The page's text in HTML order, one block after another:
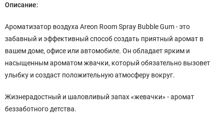
Описание:
Ароматизатор воздуха Areon Room Spray Bubble Gum - это
забавный и эффективный способ создать приятный аромат в
вашем доме, офисе или автомобиле. Он обладает ярким и
насыщенным ароматом жвачки, который обязательно вызовет
улыбку и создаст положительную атмосферу вокруг.
Жизнерадостный и шаловливый запах «жевачки» - аромат
беззаботного детства.